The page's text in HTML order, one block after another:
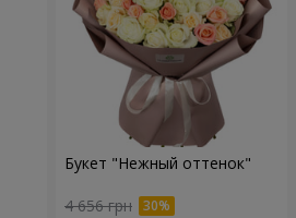
Букет "Нежный оттенок"
4 656 грн